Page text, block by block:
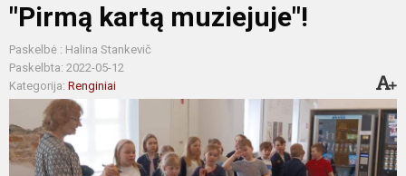
"Pirmą kartą muziejuje"!
Paskelbė : Halina Stankevič
Paskelbta: 2022-05-12
Kategorija: Renginiai